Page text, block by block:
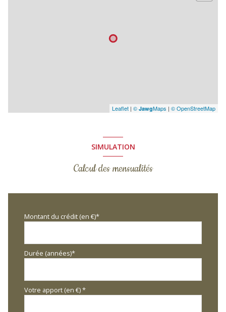
Leaflet | © JawgMaps | © OpenStreetMap
SIMULATION
Calcul des mensualités
Montant du crédit (en €)*
Durée (années)*
Votre apport (en €) *